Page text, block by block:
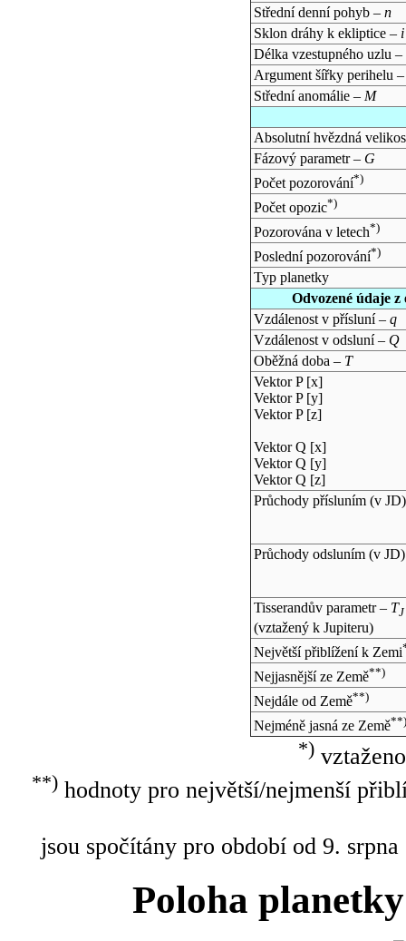
Střední denní pohyb – n
Sklon dráhy k ekliptice – i
Délka vzestupného uzlu –
Argument šířky perihelu
Střední anomálie – M
Absolutní hvězdná
Fázový parametr – G
Počet pozorování*)
Počet opozic*)
Pozorována v letech*)
Poslední pozorování*)
Typ planetky
Odvozené údaje
Vzdálenost v přísluní – q
Vzdálenost v odsluní – Q
Oběžná doba – T
Vektor P [x]
Vektor P [y]
Vektor P [z]
Vektor Q [x]
Vektor Q [y]
Vektor Q [z]
Průchody přísluním (v JD)
Průchody odsluním (v JD)
Tisserandův parametr – TJ
(vztažený k Jupiteru)
Největší přiblížení k Zemi
Nejjasnější ze Země**)
Nejdále od Země**)
Nejméně jasná ze Země**)
*)
**)hodnoty pro největší/nejmenší
jsou spočítány pro období od 9.
Poloha